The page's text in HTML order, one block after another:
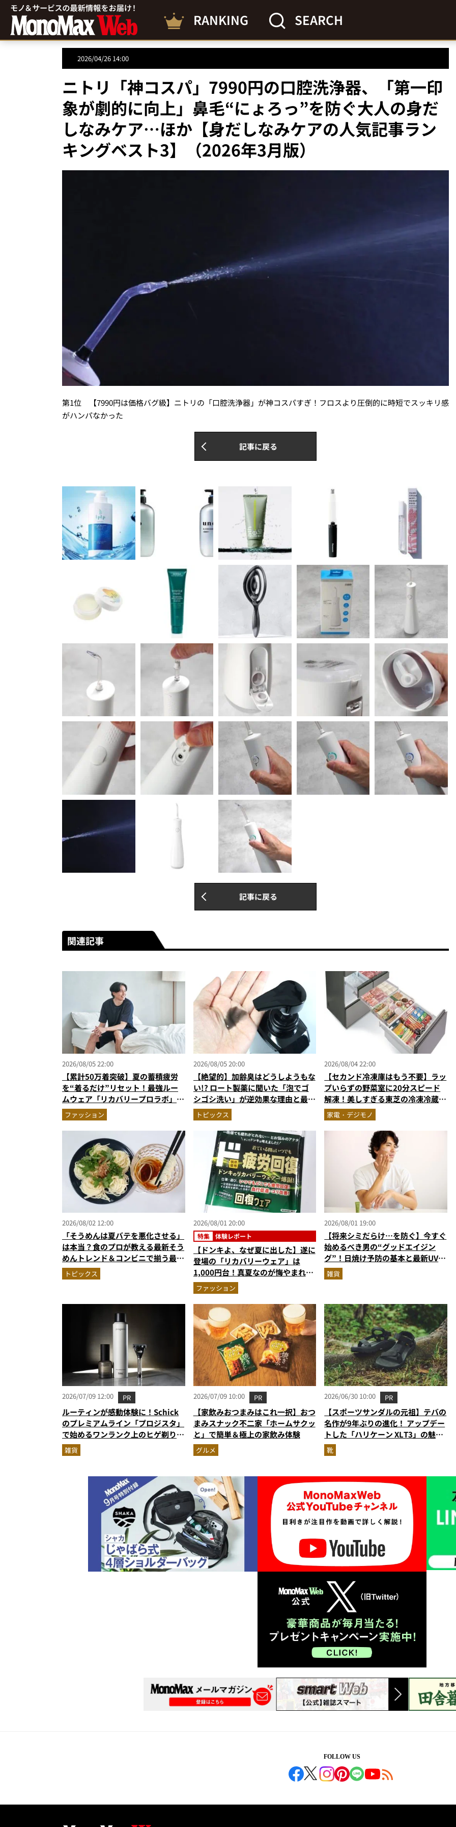
RANKING SEARCH
2026/04/26 14:00
ニトリ「神コスパ」7990円の口腔洗浄器、「第一印
象が劇的に向上」鼻毛“にょろっ”を防ぐ大人の身だ
しなみケア…ほか【身だしなみケアの人気記事ラン
キングベスト3】（2026年3月版）
第1位 【7990円は価格バグ級】ニトリの「口腔洗浄器」が神コスパすぎ！フロスより圧倒的に時短でスッキリ感
がハンパなかった
記事に戻る
記事に戻る
関連記事
2026/08/05 22:00
【累計50万着突破】夏の蓄積疲労
を“着るだけ”リセット！最強ルー
ムウェア「リカバリープロラボ」に
新色登場
ファッション
2026/08/05 20:00
【絶望的】加齢臭はどうしようもな
い!? ロート製薬に聞いた「泡でゴ
シゴシ洗い」が逆効果な理由と最強
のニオイ対策
トピックス
2026/08/04 22:00
【セカンド冷凍庫はもう不要】ラッ
プいらずの野菜室に20分スピード
解凍！美しすぎる東芝の冷凍冷蔵庫
「フリーザ」を徹底解説／No.1モ
ノ雑誌編集長が選ぶ『センスがいい
家電』Vol.10
家電・デジモノ
2026/08/02 12:00
「そうめんは夏バテを悪化させる」
は本当？食のプロが教える最新そう
めんトレンド＆コンビニで揃う最強
の“夏バテ撃退飯”
トピックス
2026/08/01 20:00
特集 体験レポート
【ドンキよ、なぜ夏に出した】遂に
登場の「リカバリーウェア」は
1,000円台！真夏なのが悔やまれる
ほどハンパない“血行促進力”を自
腹レビュー
ファッション
2026/08/01 19:00
【将来シミだらけ…を防ぐ】今すぐ
始めるべき男の“グッドエイジン
グ”！日焼け予防の基本と最新UVア
イテムを美容家＆ブランド代表がプ
ロ目線で指南／大人の価値向上研究
雑貨
2026/07/09 12:00 PR
ルーティンが感動体験に！Schick
のプレミアムライン「プロジスタ」
で始めるワンランク上のヒゲ剃り習
慣
雑貨
2026/07/09 10:00 PR
【家飲みおつまみはこれ一択】おつ
まみスナック不二家「ホームサクッ
と」で簡単＆極上の家飲み体験
グルメ
2026/06/30 10:00 PR
【スポーツサンダルの元祖】テバの
名作が9年ぶりの進化！ アップデー
トした「ハリケーン XLT3」の魅力
を識者があらゆる角度から徹底解
説！
靴
FOLLOW US